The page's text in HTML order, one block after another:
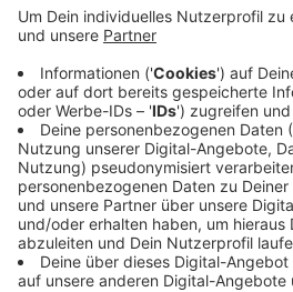
Anzeige
Die Feuerwehr hat dazu eine
Bäume Wasser brauchen. Gerade
unter der Trockenheit der
nicht gewässert, gehen sie ein.
schon in den letzten Jahren
Auch Anwohner ruft die Stadt
beispielsweise vor der Haustür -